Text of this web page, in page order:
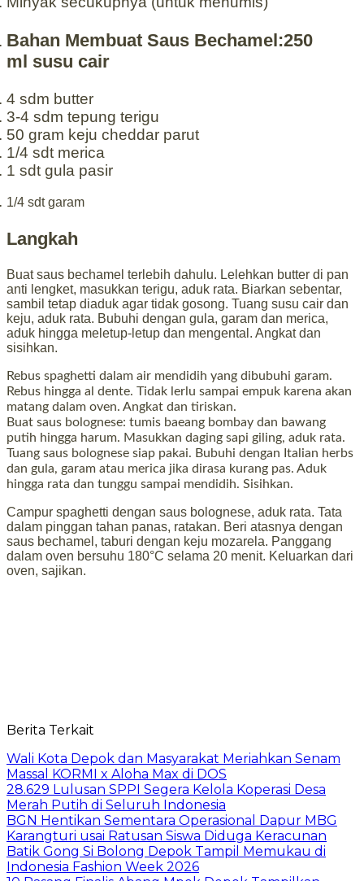
Bahan Membuat Saus Bechamel:250
ml susu cair
4 sdm butter
3-4 sdm tepung terigu
50 gram keju cheddar parut
1/4 sdt merica
1 sdt gula pasir
1/4 sdtgaram
Langkah
Buat saus bechamel terlebih dahulu. Lelehkan butter di pan
anti lengket, masukkan terigu, aduk rata. Biarkan sebentar,
sambil tetap diaduk agar tidak gosong. Tuang susu cair dan
keju, aduk rata. Bubuhi dengan gula, garam dan merica,
aduk hingga meletup-letup dan mengental. Angkat dan
sisihkan.
Rebus spaghetti dalam air mendidih yang dibubuhi garam.
Rebus hingga al dente. Tidak lerlu sampai empuk karena akan
matang dalam oven. Angkat dan tiriskan.
Buat saus bolognese: tumis baeang bombay dan bawang
putih hingga harum. Masukkan daging sapi giling, aduk rata.
Tuang saus bolognese siap pakai. Bubuhi dengan Italian herbs
dan gula, garam atau merica jika dirasa kurang pas. Aduk
hingga rata dan tunggu sampai mendidih. Sisihkan.
Campur spaghetti dengan saus bolognese, aduk rata. Tata
dalam pinggan tahan panas, ratakan. Beri atasnya dengan
saus bechamel, taburi dengan keju mozarela. Panggang
dalam oven bersuhu 180°C selama 20 menit. Keluarkan dari
oven, sajikan.
Berita Terkait
Wali Kota Depok dan Masyarakat Meriahkan Senam
Massal KORMI x Aloha Max di DOS
28.629 Lulusan SPPI Segera Kelola Koperasi Desa
Merah Putih di Seluruh Indonesia
BGN Hentikan Sementara Operasional Dapur MBG
Karangturi usai Ratusan Siswa Diduga Keracunan
Batik Gong Si Bolong Depok Tampil Memukau di
Indonesia Fashion Week 2026